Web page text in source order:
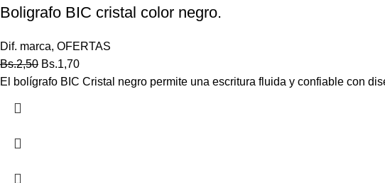
Boligrafo BIC cristal color negro.
Dif. marca, OFERTAS
Bs.2,50 Bs.1,70
El bolígrafo BIC Cristal negro permite una escritura fluida y confiable con